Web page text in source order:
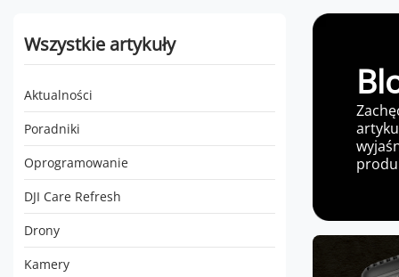
Wszystkie artykuły
Aktualności
Poradniki
Oprogramowanie
DJI Care Refresh
Drony
Kamery